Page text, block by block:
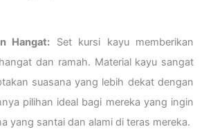
Hangat: Set kursi kayu memberikan
dan ramah. Material kayu sangat
suasana yang lebih dekat dengan
pilihan ideal bagi mereka yang ingin
yang santai dan alami di teras mereka.